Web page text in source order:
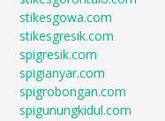
stikesgowa.com
stikesgresik.com
spigresik.com
spigianyar.com
spigrobongan.com
spigunungkidul.com